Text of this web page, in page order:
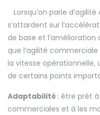
Lorsqu’on parle
s’attardent sur
de base et l’amélioration
que l’agilité
la vitesse
de certains points
Adaptabilité : être prêt
commerciales et à les